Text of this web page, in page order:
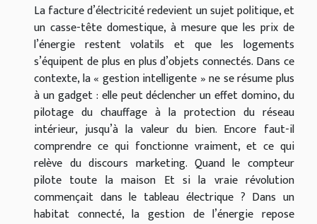
La facture d’électricité redevient un sujet politique, et
un casse-tête domestique, à mesure que les prix de
l’énergie restent volatils et que les logements
s’équipent de plus en plus d’objets connectés. Dans ce
contexte, la « gestion intelligente » ne se résume plus
à un gadget : elle peut déclencher un effet domino, du
pilotage du chauffage à la protection du réseau
intérieur, jusqu’à la valeur du bien. Encore faut-il
comprendre ce qui fonctionne vraiment, et ce qui
relève du discours marketing. Quand le compteur
pilote toute la maison Et si la vraie révolution
commençait dans le tableau électrique ? Dans un
habitat connecté, la gestion de l’énergie repose